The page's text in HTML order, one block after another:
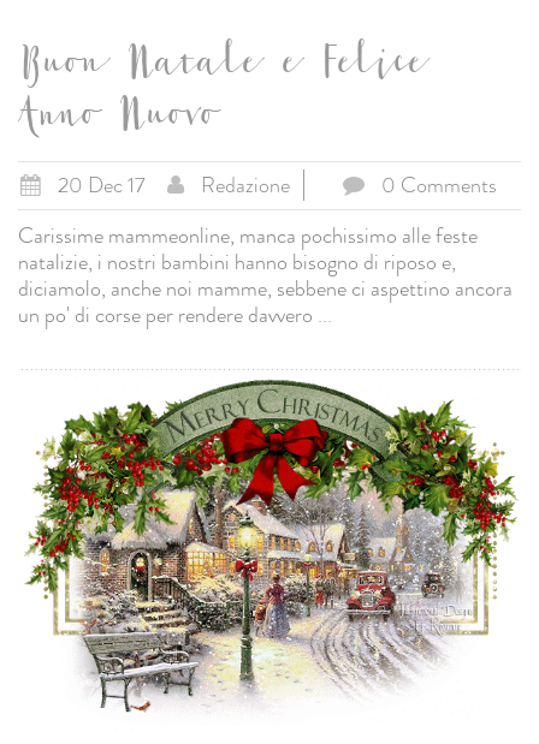
Buon Natale e Felice
Anno Nuovo
20 Dec 17 Redazione
0 Comments
Carissime mammeonline, manca pochissimo alle feste
natalizie, i nostri bambini hanno bisogno di riposo e,
diciamolo, anche noi mamme, sebbene ci aspettino ancora
un po' di corse per rendere davvero ...